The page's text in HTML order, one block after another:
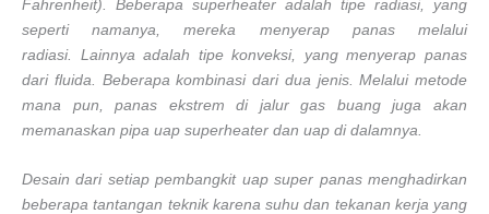
Fahrenheit). Beberapa superheater adalah tipe radiasi, yang
seperti namanya, mereka menyerap panas melalui
radiasi. Lainnya adalah tipe konveksi, yang menyerap panas
dari fluida. Beberapa kombinasi dari dua jenis. Melalui metode
mana pun, panas ekstrem di jalur gas buang juga akan
memanaskan pipa uap superheater dan uap di dalamnya.
Desain dari setiap pembangkit uap super panas menghadirkan
beberapa tantangan teknik karena suhu dan tekanan kerja yang